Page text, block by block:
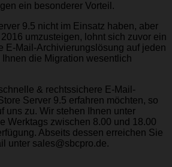
ein besonderer Vorteil.
9.5 nicht im Einsatz haben, aber
umzusteigen, lohnt sich zuvor ein
E-Mail-Archivierungslösung auf jeden
die Migration wesentlich
& rechtssichere E-Mail-
Server 9.5 erfahren möchten, so
uns zu. Wir stehen Ihnen unter
Werktags zwischen 8.00 und 18.00
Abseits dessen erreichen Sie
unter sales@sbcpro.de.